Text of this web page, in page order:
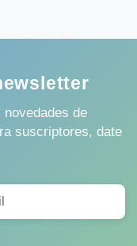
de
suscriptores, date